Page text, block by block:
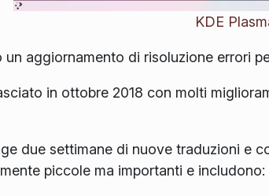
KDE
aggiornamento di risoluzione errori
in ottobre 2018 con molti
due settimane di nuove traduzioni e
piccole ma importanti e includono: